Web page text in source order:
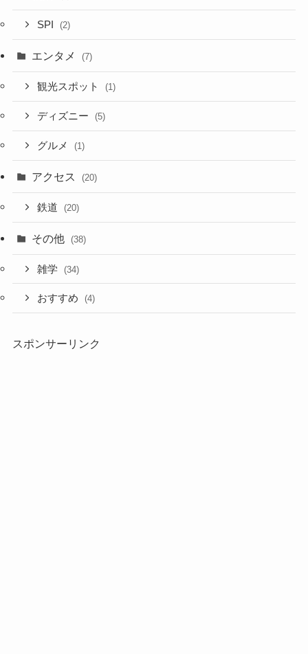
SPI (2)
エンタメ (7)
観光スポット (1)
ディズニー (5)
グルメ (1)
アクセス (20)
鉄道 (20)
その他 (38)
雑学 (34)
おすすめ (4)
スポンサーリンク